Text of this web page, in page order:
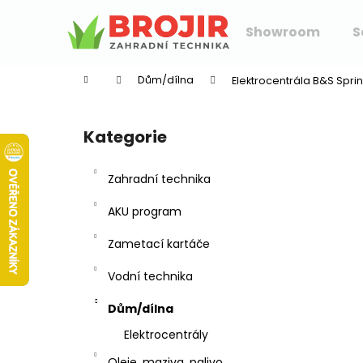
Showroom
Dům/dílna Elektrocentrála B&S
Přeskočit
kategorie
Kategorie
Zahradní technika
AKU program
Zametací kartáče
Vodní technika
Dům/dílna
Elektrocentrály
Zpět
Zpět